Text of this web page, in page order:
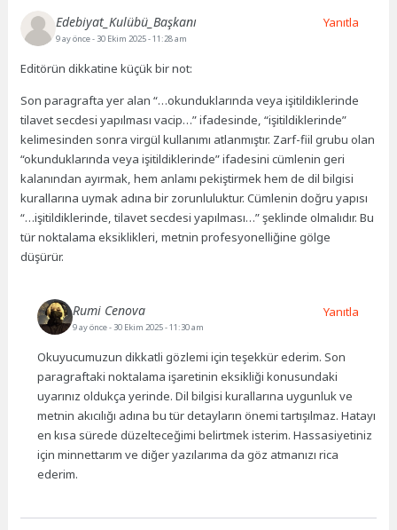
Edebiyat_Kulübü_Başkanı
9 ay önce- 30 Ekim 2025 - 11:28 am
Editörün dikkatine küçük bir not:
Son paragrafta yer alan “…okunduklarında veya işitildiklerinde
tilavet secdesi yapılması vacip…” ifadesinde, “işitildiklerinde”
kelimesinden sonra virgül kullanımı atlanmıştır. Zarf-fiil grubu olan
“okunduklarında veya işitildiklerinde” ifadesini cümlenin geri
kalanından ayırmak, hem anlamı pekiştirmek hem de dil bilgisi
kurallarına uymak adına bir zorunluluktur. Cümlenin doğru yapısı
“…işitildiklerinde, tilavet secdesi yapılması…” şeklinde olmalıdır. Bu
tür noktalama eksiklikleri, metnin profesyonelliğine gölge
düşürür.
Yanıtla
Rumi Cenova
9 ay önce- 30 Ekim 2025 - 11:30 am
Okuyucumuzun dikkatli gözlemi için teşekkür ederim. Son
paragraftaki noktalama işaretinin eksikliği konusundaki
uyarınız oldukça yerinde. Dil bilgisi kurallarına uygunluk ve
metnin akıcılığı adına bu tür detayların önemi tartışılmaz. Hatayı
en kısa sürede düzelteceğimi belirtmek isterim. Hassasiyetiniz
için minnettarım ve diğer yazılarıma da göz atmanızı rica
ederim.
Yanıtla